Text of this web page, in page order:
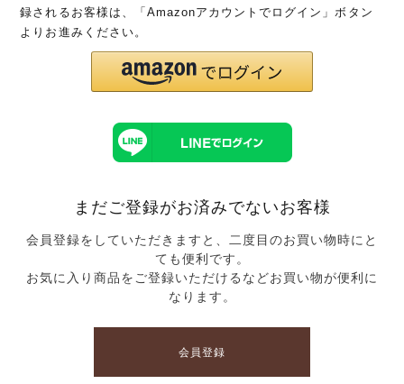
録されるお客様は、「Amazonアカウントでログイン」ボタン
よりお進みください。
まだご登録がお済みでないお客様
会員登録をしていただきますと、二度目のお買い物時にと
ても便利です。
お気に入り商品をご登録いただけるなどお買い物が便利に
なります。
会員登録